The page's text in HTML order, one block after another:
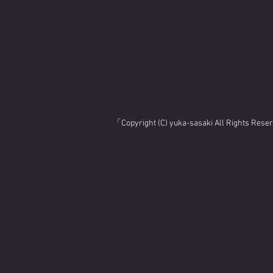
「Copyright (C) yuka-sasaki All Rights